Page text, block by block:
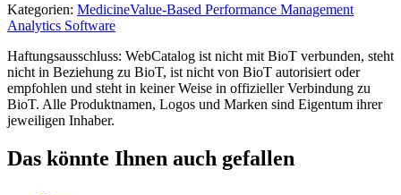
Kategorien: MedicineValue-Based Performance Management
Analytics Software
Haftungsausschluss: WebCatalog ist nicht mit BioT verbunden, steht
nicht in Beziehung zu BioT, ist nicht von BioT autorisiert oder
empfohlen und steht in keiner Weise in offizieller Verbindung zu
BioT. Alle Produktnamen, Logos und Marken sind Eigentum ihrer
jeweiligen Inhaber.
Das könnte Ihnen auch gefallen